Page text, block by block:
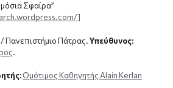
Σφαίρα”
]
Πανεπιστήμιο Πάτρας.Υπεύθυνος:
.
Ομότιμος Καθηγητής Alain Kerlan